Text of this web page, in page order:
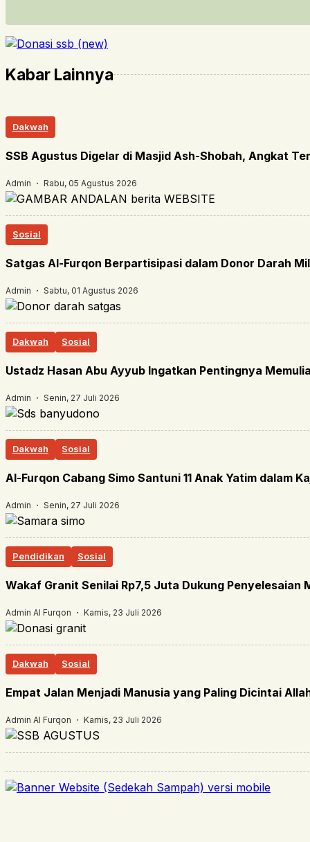
Kabar Lainnya
Dakwah
SSB Agustus Digelar di Masjid Ash-Shobah, Angkat
Admin ・ Rabu, 05 Agustus 2026
Sosial
Satgas Al-Furqon Berpartisipasi dalam Donor Darah
Admin ・ Sabtu, 01 Agustus 2026
Dakwah Sosial
Ustadz Hasan Abu Ayyub Ingatkan Pentingnya
Admin ・ Senin, 27 Juli 2026
Dakwah Sosial
Al-Furqon Cabang Simo Santuni 11 Anak Yatim dalam
Admin ・ Senin, 27 Juli 2026
Pendidikan Sosial
Wakaf Granit Senilai Rp7,5 Juta Dukung Penyelesaian
Admin Al Furqon ・ Kamis, 23 Juli 2026
Dakwah Sosial
Empat Jalan Menjadi Manusia yang Paling Dicintai
Admin Al Furqon ・ Kamis, 23 Juli 2026